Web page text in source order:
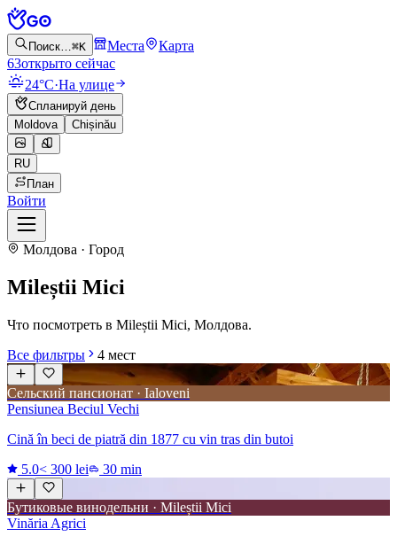
Поиск…⌘K Места
Карта
63открыто сейчас
24°C·На улице
Спланируй день
Moldova
Chișinău
RU
План
Войти
Молдова · Город
Mileștii Mici
Что посмотреть в Mileștii Mici, Молдова.
Все фильтры
4 мест
Сельский пансионат · Ialoveni
Pensiunea Beciul Vechi
Cină în beci de piatră din 1877 cu vin tras din butoi
5.0< 300 lei 30 min
Бутиковые винодельни · Mileștii Mici
Vinăria Agrici